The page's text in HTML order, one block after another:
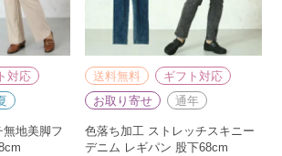
対応
地美脚フ
送料無料
ギフト対応
お取り寄せ
通年
色落ち加工 ストレッチスキニー
デニム レギパン 股下68cm